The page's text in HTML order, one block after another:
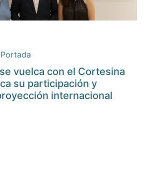
Portada
vuelca con el Cortesina
su participación y
internacional